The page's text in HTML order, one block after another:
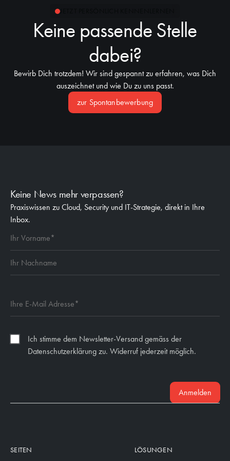
Stack unterwegs.
Keine passende Stelle
dabei?
Bewirb Dich trotzdem! Wir sind gespannt zu erfahren, was Dich
auszeichnet und wie Du zu uns passt.
zur Spontanbewerbung
Keine News mehr verpassen?
Praxiswissen zu Cloud, Security und IT-Strategie, direkt in Ihre
Inbox.
Ich stimme dem Newsletter-Versand gemäss der
Datenschutzerklärung zu. Widerruf jederzeit möglich.
Anmelden
SEITEN
LÖSUNGEN